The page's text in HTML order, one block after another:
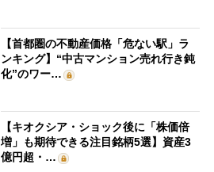
【首都圏の不動産価格「危ない駅」ラ
ンキング】“中古マンション売れ行き鈍
化”のワー…
【キオクシア・ショック後に「株価倍
増」も期待できる注目銘柄5選】資産3
億円超・…